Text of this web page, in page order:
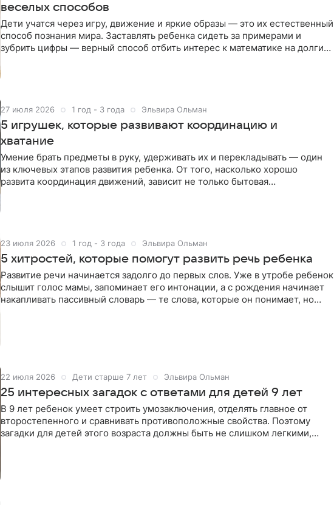
веселых способов
Дети учатся через игру, движение и яркие образы — это их естественный
способ познания мира. Заставлять ребенка сидеть за примерами и
зубрить цифры — верный способ отбить интерес к математике на долгие
27 июля 2026 1 год - 3 года Эльвира Ольман
5 игрушек, которые развивают координацию и
хватание
Умение брать предметы в руку, удерживать их и перекладывать — один
из ключевых этапов развития ребенка. От того, насколько хорошо
развита координация движений, зависит не только бытовая
23 июля 2026 1 год - 3 года Эльвира Ольман
5 хитростей, которые помогут развить речь ребенка
Развитие речи начинается задолго до первых слов. Уже в утробе ребенок
слышит голос мамы, запоминает его интонации, а с рождения начинает
накапливать пассивный словарь — те слова, которые он понимает, но
22 июля 2026 Дети старше 7 лет Эльвира Ольман
25 интересных загадок с ответами для детей 9 лет
В 9 лет ребенок умеет строить умозаключения, отделять главное от
второстепенного и сравнивать противоположные свойства. Поэтому
загадки для детей этого возраста должны быть не слишком легкими,